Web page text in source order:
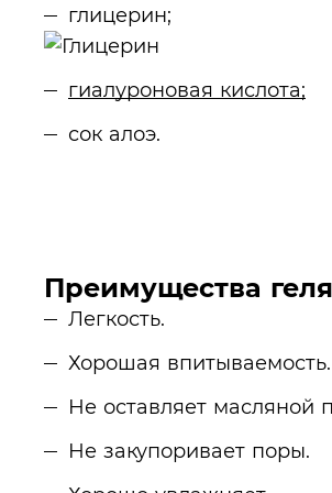
глицерин;
гиалуроновая кислота;
сок алоэ.
Преимущества геля
Легкость.
Хорошая впитываемость.
Не оставляет масляной
Не закупоривает поры.